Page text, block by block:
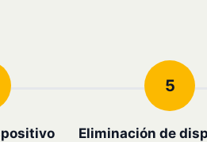
5
Eliminación de